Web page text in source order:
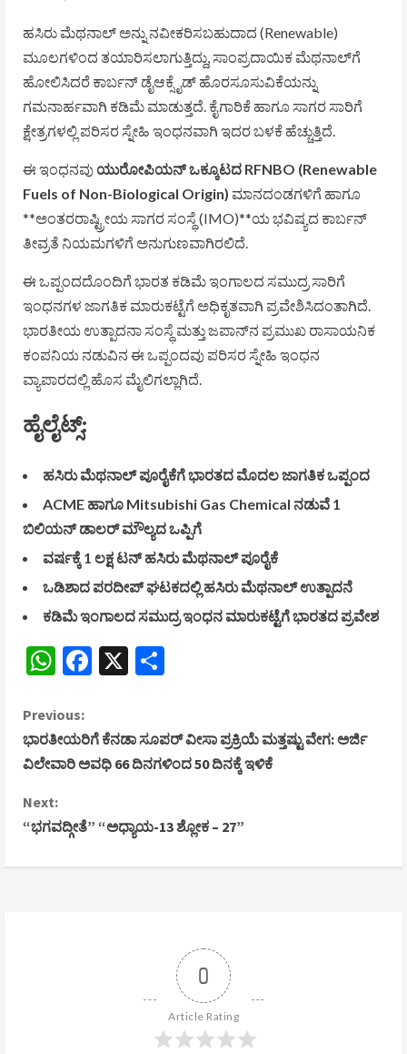
ಹಸಿರು ಮೆಥನಾಲ್ ಅನ್ನು ನವೀಕರಿಸಬಹುದಾದ (Renewable)
ಮೂಲಗಳಿಂದ ತಯಾರಿಸಲಾಗುತ್ತಿದ್ದು, ಸಾಂಪ್ರದಾಯಿಕ ಮೆಥನಾಲ್‌ಗೆ
ಹೋಲಿಸಿದರೆ ಕಾರ್ಬನ್ ಡೈಆಕ್ಸೈಡ್ ಹೊರಸೂಸುವಿಕೆಯನ್ನು
ಗಮನಾರ್ಹವಾಗಿ ಕಡಿಮೆ ಮಾಡುತ್ತದೆ. ಕೈಗಾರಿಕೆ ಹಾಗೂ ಸಾಗರ ಸಾರಿಗೆ
ಕ್ಷೇತ್ರಗಳಲ್ಲಿ ಪರಿಸರ ಸ್ನೇಹಿ ಇಂಧನವಾಗಿ ಇದರ ಬಳಕೆ ಹೆಚ್ಚುತ್ತಿದೆ.
ಈ ಇಂಧನವು ಯುರೋಪಿಯನ್ ಒಕ್ಕೂಟದ RFNBO (Renewable
Fuels of Non-Biological Origin) ಮಾನದಂಡಗಳಿಗೆ ಹಾಗೂ
**ಅಂತರರಾಷ್ಟ್ರೀಯ ಸಾಗರ ಸಂಸ್ಥೆ (IMO)**ಯ ಭವಿಷ್ಯದ ಕಾರ್ಬನ್
ತೀವ್ರತೆ ನಿಯಮಗಳಿಗೆ ಅನುಗುಣವಾಗಿರಲಿದೆ.
ಈ ಒಪ್ಪಂದದೊಂದಿಗೆ ಭಾರತ ಕಡಿಮೆ ಇಂಗಾಲದ ಸಮುದ್ರ ಸಾರಿಗೆ
ಇಂಧನಗಳ ಜಾಗತಿಕ ಮಾರುಕಟ್ಟೆಗೆ ಅಧಿಕೃತವಾಗಿ ಪ್ರವೇಶಿಸಿದಂತಾಗಿದೆ.
ಭಾರತೀಯ ಉತ್ಪಾದನಾ ಸಂಸ್ಥೆ ಮತ್ತು ಜಪಾನ್‌ನ ಪ್ರಮುಖ ರಾಸಾಯನಿಕ
ಕಂಪನಿಯ ನಡುವಿನ ಈ ಒಪ್ಪಂದವು ಪರಿಸರ ಸ್ನೇಹಿ ಇಂಧನ
ವ್ಯಾಪಾರದಲ್ಲಿ ಹೊಸ ಮೈಲಿಗಲ್ಲಾಗಿದೆ.
ಹೈಲೈಟ್ಸ್‌:
ಹಸಿರು ಮೆಥನಾಲ್ ಪೂರೈಕೆಗೆ ಭಾರತದ ಮೊದಲ ಜಾಗತಿಕ ಒಪ್ಪಂದ
ACME ಹಾಗೂ Mitsubishi Gas Chemical ನಡುವೆ 1
ಬಿಲಿಯನ್ ಡಾಲರ್ ಮೌಲ್ಯದ ಒಪ್ಪಿಗೆ
ವರ್ಷಕ್ಕೆ 1 ಲಕ್ಷ ಟನ್ ಹಸಿರು ಮೆಥನಾಲ್ ಪೂರೈಕೆ
ಒಡಿಶಾದ ಪರದೀಪ್ ಘಟಕದಲ್ಲಿ ಹಸಿರು ಮೆಥನಾಲ್ ಉತ್ಪಾದನೆ
ಕಡಿಮೆ ಇಂಗಾಲದ ಸಮುದ್ರ ಇಂಧನ ಮಾರುಕಟ್ಟೆಗೆ ಭಾರತದ ಪ್ರವೇಶ
WhatsApp
Facebook
X
C
o
n
t
i
Previous:
ಭಾರತೀಯರಿಗೆ ಕೆನಡಾ ಸೂಪರ್ ವೀಸಾ ಪ್ರಕ್ರಿಯೆ ಮತ್ತಷ್ಟು ವೇಗ: ಅರ್ಜಿ
ವಿಲೇವಾರಿ ಅವಧಿ 66 ದಿನಗಳಿಂದ 50 ದಿನಕ್ಕೆ ಇಳಿಕೆ
Next:
“ಭಗವದ್ಗೀತೆ” “ಅಧ್ಯಾಯ-13 ಶ್ಲೋಕ – 27”
0
Article Rating